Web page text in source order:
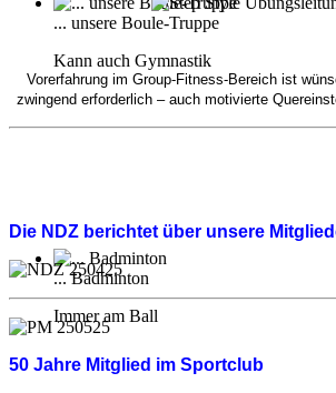
... unsere Boule-Truppe
Kann auch Gymnastik
... Badminton
Immer am Ball
Vorerfahrung im Group-Fitness-Bereich ist
zwingend erforderlich – auch motivierte
Die NDZ berichtet über unsere
50 Jahre Mitglied im Sportclub